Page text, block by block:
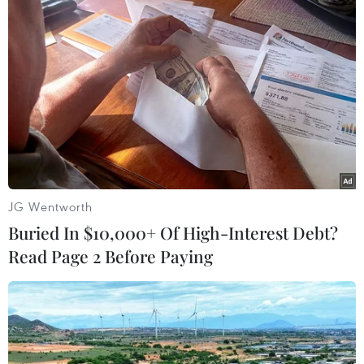
#NASA #ISS #Tàu Endeavour
#Khám phá vũ trụ
Mỹ
Theo dõi VietnamPlus
TIN CÙNG CHUYÊN MỤC
JG Wentworth
Buried In $10,000+ Of High-Interest Debt?
Read Page 2 Before Paying